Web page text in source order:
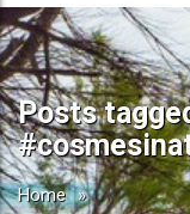
Posts
Home »